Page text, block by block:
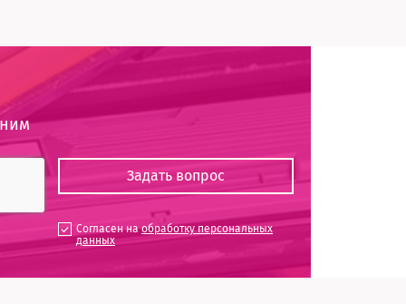
Согласен наобработку персональных
данных